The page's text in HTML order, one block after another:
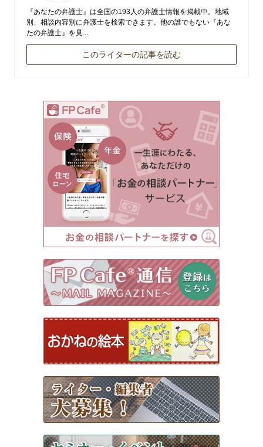
『あなたの弁護士』は全国の193人の弁護士情報を掲載中。地域
別、相談内容別に弁護士を検索できます。他の誰でもない『あな
たの弁護士』を見...
このライターの記事を読む